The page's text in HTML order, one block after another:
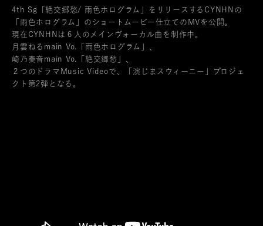
4th Sg「絶交郷愁/ 雨色ホログラム」をリリースするCYNHNの
「雨色ホログラム」のショートムービー仕立てのMVを公開。
現在CYNHNは６人のメインヴォーカル曲を制作中。
月雲ねるmain Vo.「雨色ホログラム」、
崎乃奏音main Vo.「絶交郷愁」、
２つのドラマMusic Videoで、「演じまスウィーニー」プロジェ
クト第2弾となる。